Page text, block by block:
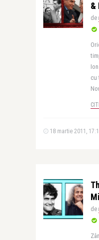
&
de
cu
18 martie 2011,
de